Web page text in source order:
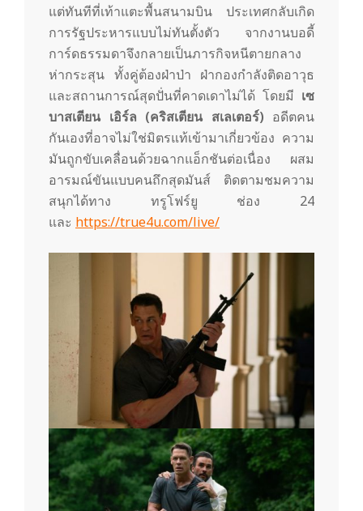
แต่ทันทีที่เท้าแตะพื้นสนามบิน ประเทศกลับเกิด
การรัฐประหารแบบไม่ทันตั้งตัว จากงานบอดี้
การ์ดธรรมดาจึงกลายเป็นภารกิจหนีตายกลาง
ห่ากระสุน ทั้งคู่ต้องฝ่าป่า ฝ่ากองกำลังติดอาวุธ
และสถานการณ์สุดปั่นที่คาดเดาไม่ได้ โดยมี เซ
บาสเตียน เอิร์ล (คริสเตียน สเลเตอร์) อดีตคน
กันเองที่อาจไม่ใช่มิตรแท้เข้ามาเกี่ยวข้อง ความ
มันถูกขับเคลื่อนด้วยฉากแอ็กชันต่อเนื่อง ผสม
อารมณ์ขันแบบคนถึกสุดมันส์ ติดตามชมความ
สนุกได้ทาง ทรูโฟร์ยู ช่อง 24
และ https://true4u.com/live/